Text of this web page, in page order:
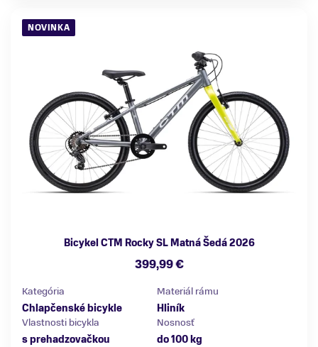
NOVINKA
Bicykel CTM Rocky SL Matná Šedá 2026
399,99 €
Kategória
Chlapčenské bicykle
Materiál rámu
Hliník
Vlastnosti bicykla
s prehadzovačkou
Nosnosť
do 100 kg